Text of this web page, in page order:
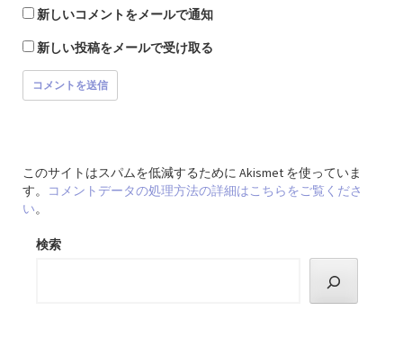
新しいコメントをメールで通知
新しい投稿をメールで受け取る
このサイトはスパムを低減するために Akismet を使っていま
す。
コメントデータの処理方法の詳細はこちらをご覧くださ
い。
検索